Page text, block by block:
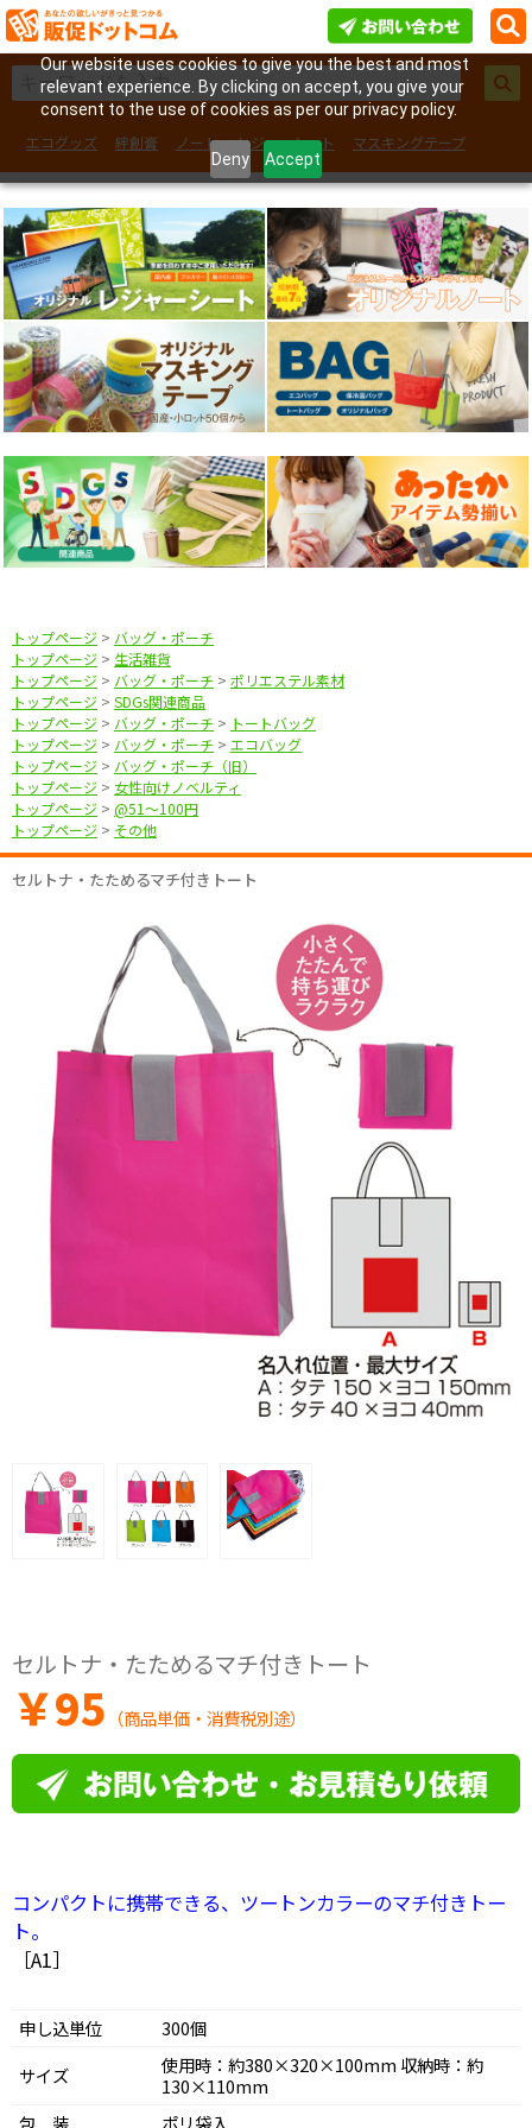
Our website uses cookies to give you the best and most
relevant experience. By clicking on accept, you give your
consent to the use of cookies as per our privacy policy.
Deny Accept
エコグッズ 絆創膏 ノート レジャーシート
マスキングテープ
フェイスシール
トップページ > バッグ・ポーチ
トップページ > 生活雑貨
トップページ > バッグ・ポーチ > ポリエステル素材
トップページ > SDGs関連商品
トップページ > バッグ・ポーチ > トートバッグ
トップページ > バッグ・ポーチ > エコバッグ
トップページ > バッグ・ポーチ（旧）
トップページ > 女性向けノベルティ
トップページ > @51〜100円
トップページ > その他
セルトナ・たためるマチ付きトート
セルトナ・たためるマチ付きトート
￥95 （商品単価・消費税別途）
コンパクトに携帯できる、ツートンカラーのマチ付きトー
ト。
［A1］
申し込単位
300個
サイズ
使用時：約380×320×100mm 収納時：約
130×110mm